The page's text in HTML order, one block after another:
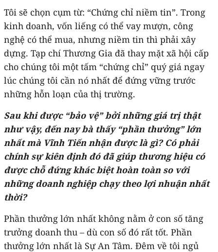
Tôi sẽ chọn cụm từ: “Chứng chỉ niềm tin”. Trong
kinh doanh, vốn liếng có thể vay mượn, công
nghệ có thể mua, nhưng niềm tin thì phải xây
dựng. Tạp chí Thương Gia đã thay mặt xã hội cấp
cho chúng tôi một tấm “chứng chỉ” quý giá ngay
lúc chúng tôi cần nó nhất để đứng vững trước
những hỗn loạn của thị trường.
Sau khi được “bảo vệ” bởi những giá trị thật
như vậy, đến nay bà thấy “phần thưởng” lớn
nhất mà Vĩnh Tiến nhận được là gì? Có phải
chính sự kiên định đó đã giúp thương hiệu có
được chỗ đứng khác biệt hoàn toàn so với
những doanh nghiệp chạy theo lợi nhuận nhất
thời?
Phần thưởng lớn nhất không nằm ở con số tăng
trưởng doanh thu – dù con số đó rất tốt. Phần
thưởng lớn nhất là Sự An Tâm. Đêm về tôi ngủ